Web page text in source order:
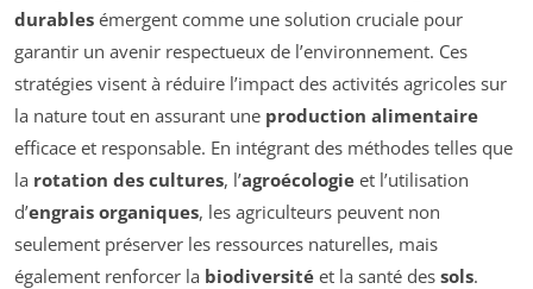
durables émergent comme une solution cruciale pour
garantir un avenir respectueux de l’environnement. Ces
stratégies visent à réduire l’impact des activités agricoles sur
la nature tout en assurant une production alimentaire
efficace et responsable. En intégrant des méthodes telles que
la rotation des cultures, l’agroécologie et l’utilisation
d’engrais organiques, les agriculteurs peuvent non
seulement préserver les ressources naturelles, mais
également renforcer la biodiversité et la santé des sols.